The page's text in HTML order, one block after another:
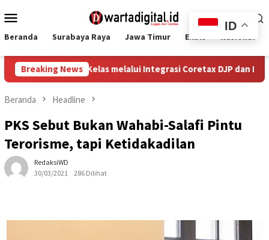
ke
Mobile
Beranda Surabaya Raya Jawa Timur Ekbis Nasional
Breaking News
Naik Kelas melalui Integrasi Coretax DJP dan Layanan Publik
Beranda Headline
PKS Sebut Bukan Wahabi-Salafi Pintu
Terorisme, tapi Ketidakadilan
RedaksiWD
30/03/2021
286 Dilihat
ID